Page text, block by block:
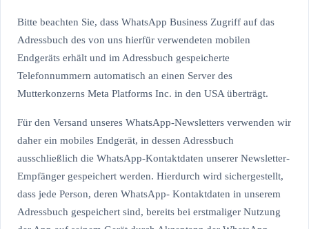
Bitte beachten Sie, dass WhatsApp Business Zugriff auf das
Adressbuch des von uns hierfür verwendeten mobilen
Endgeräts erhält und im Adressbuch gespeicherte
Telefonnummern automatisch an einen Server des
Mutterkonzerns Meta Platforms Inc. in den USA überträgt.
Für den Versand unseres WhatsApp-Newsletters verwenden wir
daher ein mobiles Endgerät, in dessen Adressbuch
ausschließlich die WhatsApp-Kontaktdaten unserer Newsletter-
Empfänger gespeichert werden. Hierdurch wird sichergestellt,
dass jede Person, deren WhatsApp- Kontaktdaten in unserem
Adressbuch gespeichert sind, bereits bei erstmaliger Nutzung